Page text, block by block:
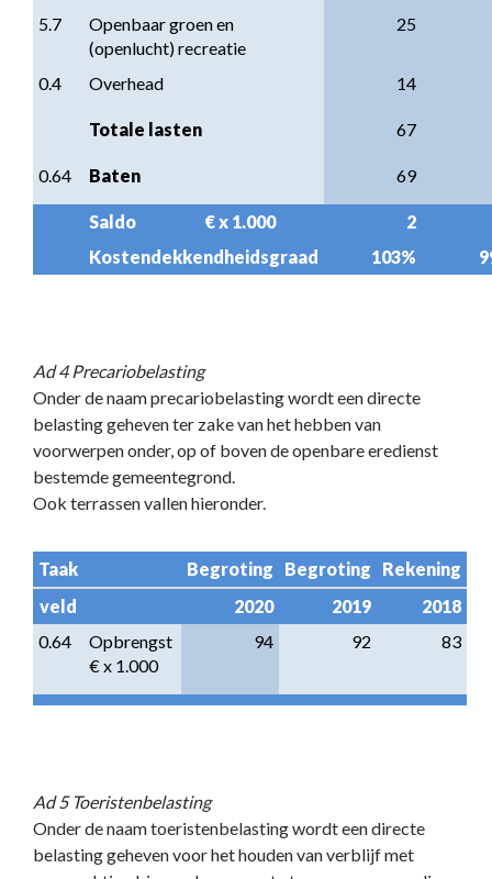
5.7
Openbaar groen en
(openlucht) recreatie
25
0.4 Overhead 14
Totale lasten 67
0.64 Baten 69
Saldo                     € x 1.000
2
Kostendekkendheidsgraad
103%
Ad 4 Precariobelasting
Onder de naam precariobelasting wordt een directe
belasting geheven ter zake van het hebben van
voorwerpen onder, op of boven de openbare eredienst
bestemde gemeentegrond.
Ook terrassen vallen hieronder.
Taak Begroting Begroting
Rekening
veld
2020 2019
2018
0.64
Opbrengst
€ x 1.000
94 92 83
Ad 5 Toeristenbelasting
Onder de naam toeristenbelasting wordt een directe
belasting geheven voor het houden van verblijf met